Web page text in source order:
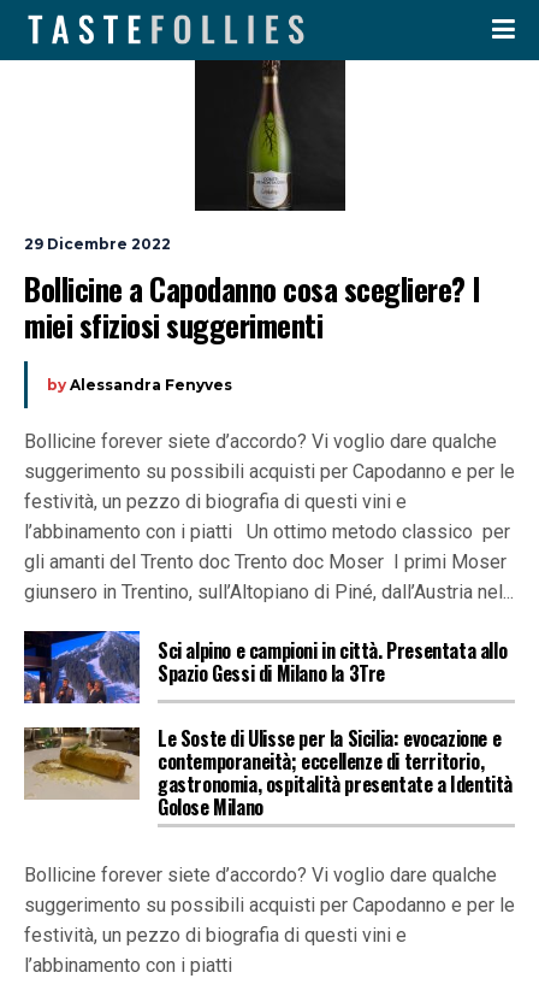
29 Dicembre 2022
Bollicine a Capodanno cosa scegliere? I
miei sfiziosi suggerimenti
by Alessandra Fenyves
Bollicine forever siete d’accordo? Vi voglio dare qualche
suggerimento su possibili acquisti per Capodanno e per le
festività, un pezzo di biografia di questi vini e
l’abbinamento con i piatti Un ottimo metodo classico per
gli amanti del Trento doc Trento doc Moser I primi Moser
giunsero in Trentino, sull’Altopiano di Piné, dall’Austria nel...
Sci alpino e campioni in città. Presentata allo
Spazio Gessi di Milano la 3Tre
Le Soste di Ulisse per la Sicilia: evocazione e
contemporaneità; eccellenze di territorio,
gastronomia, ospitalità presentate a Identità
Golose Milano
Bollicine forever siete d’accordo? Vi voglio dare qualche
suggerimento su possibili acquisti per Capodanno e per le
festività, un pezzo di biografia di questi vini e
l’abbinamento con i piatti